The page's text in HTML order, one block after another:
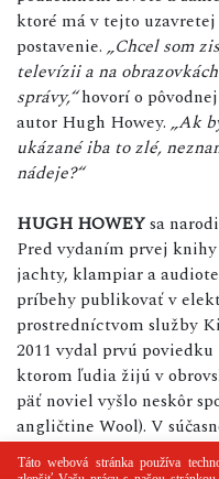
ktoré má v tejto
postavenie. „Chcel som
televízii a na
správy,“hovorí o
autor Hugh Howey. „Ak
ukázané iba to zlé,
nádeje?“
HUGH HOWEYsa
Pred vydaním prvej
jachty, klampiar a
príbehy publikovať v
prostredníctvom služby
2011 vydal prvú
ktorom ľudia žijú v
päť noviel vyšlo neskôr
angličtine Wool). V
Yorku.